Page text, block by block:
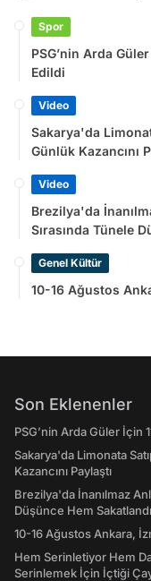
Spor
PSG’nin Arda
Edildi
Video
Sakarya'da
Günlük Kazancını
Video
Brezilya'da
Sırasında Tünele
Genel Kültür
10-16 Ağustos
Son Eklenenler
PSG’nin Arda Güler İçin
Sakarya'da Limonata
Kazancını Paylaştı
Brezilya'da İnanılmaz
Düşünce Hem
10-16 Ağustos Ankara,
Hem Serinletiyor Hem
Serinlemek İçin İçtiği